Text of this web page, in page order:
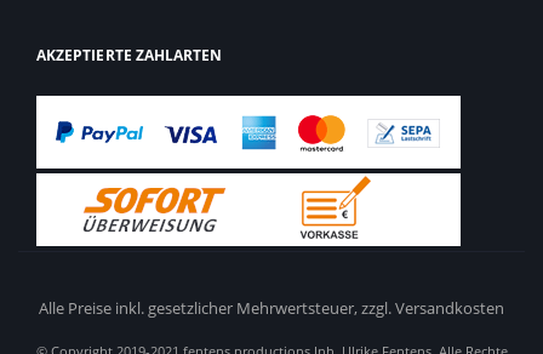
AKZEPTIERTE ZAHLARTEN
Alle Preise inkl. gesetzlicher Mehrwertsteuer,zzgl. Versandkosten